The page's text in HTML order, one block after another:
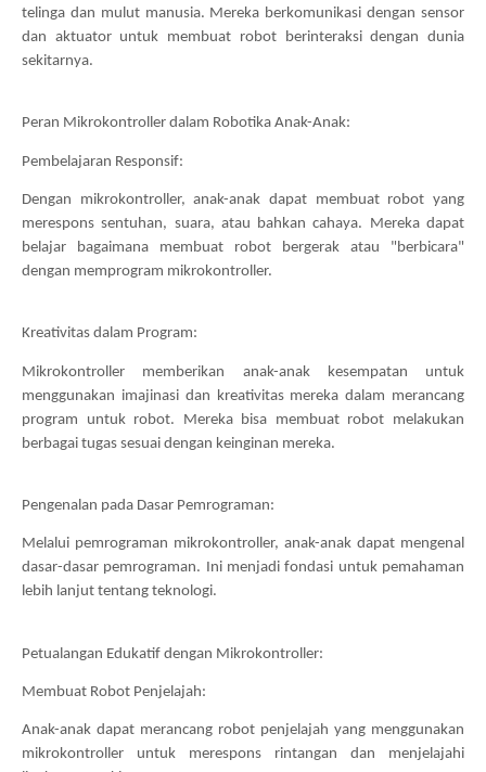
telinga dan mulut manusia. Mereka berkomunikasi dengan sensor
dan aktuator untuk membuat robot berinteraksi dengan dunia
sekitarnya.
Peran Mikrokontroller dalam Robotika Anak-Anak:
Pembelajaran Responsif:
Dengan mikrokontroller, anak-anak dapat membuat robot yang
merespons sentuhan, suara, atau bahkan cahaya. Mereka dapat
belajar bagaimana membuat robot bergerak atau "berbicara"
dengan memprogram mikrokontroller.
Kreativitas dalam Program:
Mikrokontroller memberikan anak-anak kesempatan untuk
menggunakan imajinasi dan kreativitas mereka dalam merancang
program untuk robot. Mereka bisa membuat robot melakukan
berbagai tugas sesuai dengan keinginan mereka.
Pengenalan pada Dasar Pemrograman:
Melalui pemrograman mikrokontroller, anak-anak dapat mengenal
dasar-dasar pemrograman. Ini menjadi fondasi untuk pemahaman
lebih lanjut tentang teknologi.
Petualangan Edukatif dengan Mikrokontroller:
Membuat Robot Penjelajah:
Anak-anak dapat merancang robot penjelajah yang menggunakan
mikrokontroller untuk merespons rintangan dan menjelajahi